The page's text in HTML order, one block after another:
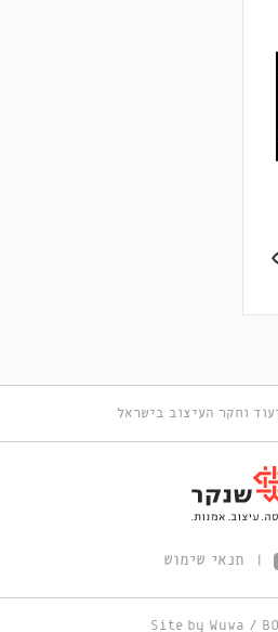
וחקר העיצוב בישראל
תנאי שימוש
Site by Wuwa /